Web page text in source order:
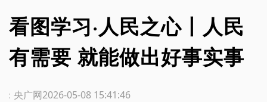
看图学习·人民之心丨人民
有需要 就能做出好事实事
2026-05-08 15:41:46
：央广网